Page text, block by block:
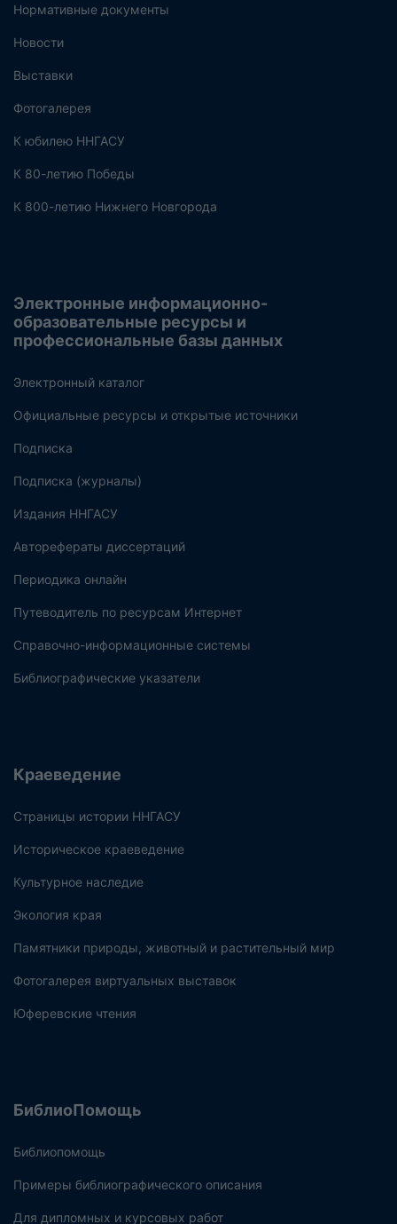
Нормативные документы
Новости
Выставки
Фотогалерея
К юбилею ННГАСУ
К 80-летию Победы
К 800-летию Нижнего Новгорода
Электронные информационно-
образовательные ресурсы и
профессиональные базы данных
Электронный каталог
Официальные ресурсы и открытые источники
Подписка
Подписка (журналы)
Издания ННГАСУ
Авторефераты диссертаций
Периодика онлайн
Путеводитель по ресурсам Интернет
Справочно-информационные системы
Библиографические указатели
Краеведение
Страницы истории ННГАСУ
Историческое краеведение
Культурное наследие
Экология края
Памятники природы, животный и растительный мир
Фотогалерея виртуальных выставок
Юферевские чтения
БиблиоПомощь
Библиопомощь
Примеры библиографического описания
Для дипломных и курсовых работ